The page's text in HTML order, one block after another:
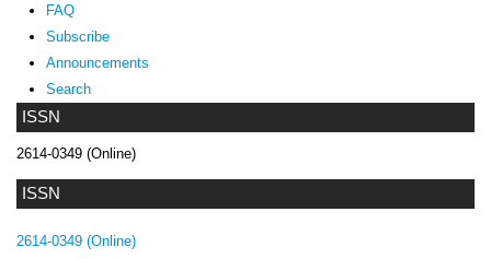
ISSN
2614-0349 (Online)
ISSN
2614-0349 (Online)
FAQ
Subscribe
Announcements
Search